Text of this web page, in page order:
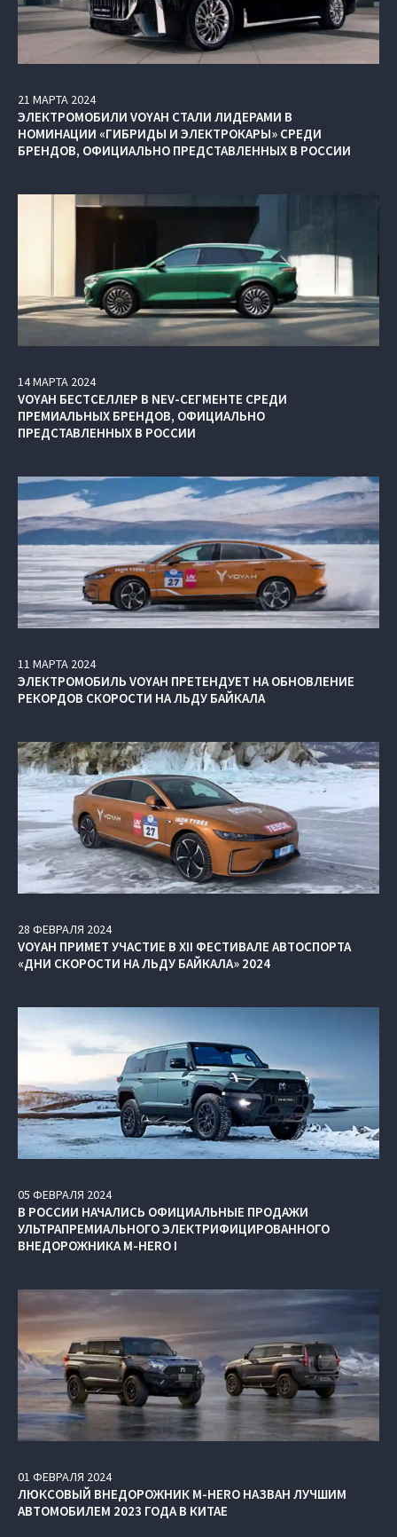
21 МАРТА 2024
ЭЛЕКТРОМОБИЛИ VOYAH СТАЛИ ЛИДЕРАМИ В
НОМИНАЦИИ «ГИБРИДЫ И ЭЛЕКТРОКАРЫ» СРЕДИ
БРЕНДОВ, ОФИЦИАЛЬНО ПРЕДСТАВЛЕННЫХ В РОССИИ
14МАРТА 2024
VOYAH БЕСТСЕЛЛЕР В NEV-СЕГМЕНТЕ СРЕДИ
ПРЕМИАЛЬНЫХ БРЕНДОВ, ОФИЦИАЛЬНО
ПРЕДСТАВЛЕННЫХ В РОССИИ
11 МАРТА 2024
ЭЛЕКТРОМОБИЛЬ VOYAH ПРЕТЕНДУЕТ НА ОБНОВЛЕНИЕ
РЕКОРДОВ СКОРОСТИ НА ЛЬДУ БАЙКАЛА
28 ФЕВРАЛЯ 2024
VOYAH ПРИМЕТ УЧАСТИЕ В XII ФЕСТИВАЛЕ АВТОСПОРТА
«ДНИ СКОРОСТИ НА ЛЬДУ БАЙКАЛА» 2024
05 ФЕВРАЛЯ 2024
В РОССИИ НАЧАЛИСЬ ОФИЦИАЛЬНЫЕ ПРОДАЖИ
УЛЬТРАПРЕМИАЛЬНОГО ЭЛЕКТРИФИЦИРОВАННОГО
ВНЕДОРОЖНИКА M‑HERO I
01 ФЕВРАЛЯ 2024
ЛЮКСОВЫЙ ВНЕДОРОЖНИК M‑HERO НАЗВАН ЛУЧШИМ
АВТОМОБИЛЕМ 2023 ГОДА В КИТАЕ